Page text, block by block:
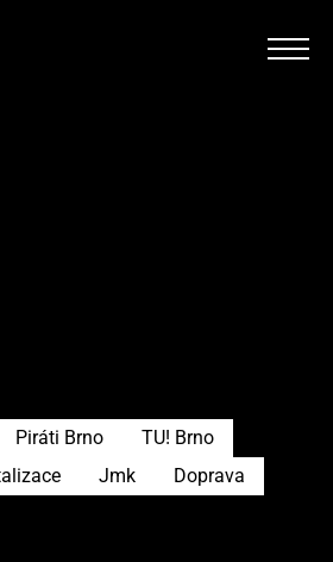
Piráti Brno
TU! Brno
Jmk
Doprava